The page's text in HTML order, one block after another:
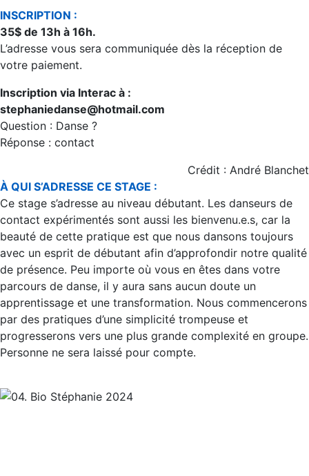
INSCRIPTION :
35$ de 13h à 16h.
L’adresse vous sera communiquée dès la réception de
votre paiement.
Inscription via Interac à :
stephaniedanse@hotmail.com
Question : Danse ?
Réponse : contact
Crédit : André Blanchet
À QUI S’ADRESSE CE STAGE :
Ce stage s’adresse au niveau débutant. Les danseurs de
contact expérimentés sont aussi les bienvenu.e.s, car la
beauté de cette pratique est que nous dansons toujours
avec un esprit de débutant afin d’approfondir notre qualité
de présence. Peu importe où vous en êtes dans votre
parcours de danse, il y aura sans aucun doute un
apprentissage et une transformation. Nous commencerons
par des pratiques d’une simplicité trompeuse et
progresserons vers une plus grande complexité en groupe.
Personne ne sera laissé pour compte.